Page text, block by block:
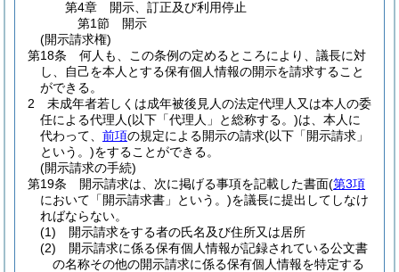
第4章
開示、訂正及び利用停止
第1節
開示
(開示請求権)
第18条
何人も、この条例の定めるところにより、議長に対
し、自己を本人とする保有個人情報の開示を請求すること
ができる。
2
未成年者若しくは成年被後見人の法定代理人又は本人の委
任による代理人(以下「代理人」と総称する。)は、本人に
代わって、 前項の規定による開示の請求(以下「開示請求」
という。)をすることができる。
(開示請求の手続)
第19条
開示請求は、次に掲げる事項を記載した書面(第3項
において「開示請求書」という。)を議長に提出してしなけ
ればならない。
(1)
開示請求をする者の氏名及び住所又は居所
(2)
開示請求に係る保有個人情報が記録されている公文書
の名称その他の開示請求に係る保有個人情報を特定する